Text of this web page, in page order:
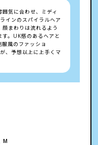
気に合わせ、ミディ
インのスパイラルヘア
まわりは流れるよう
。UK感のあるヘアと
風のファッショ
、予想以上に上手くマ
M